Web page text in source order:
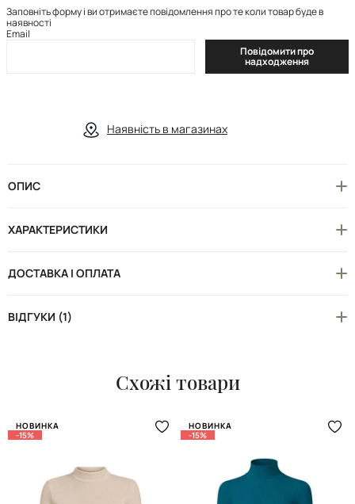
Заповніть форму і ви отримаєте повідомлення про те коли товар буде в
наявності
Email
Повідомити про
надходження
Наявність в магазинах
ОПИС
ХАРАКТЕРИСТИКИ
ДОСТАВКА І ОПЛАТА
ВІДГУКИ (1)
Схожі товари
НОВИНКА
-15%
НОВИНКА
-15%